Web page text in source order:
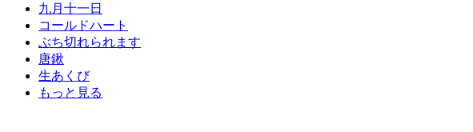
九月十一日
コールドハート
ぶち切れられます
唐鍬
生あくび
もっと見る